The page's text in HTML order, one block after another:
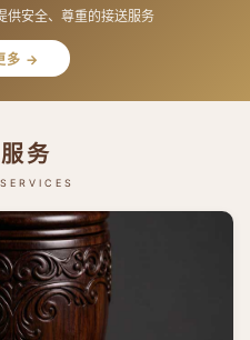
供安全、尊重的接送服务
多 →
务